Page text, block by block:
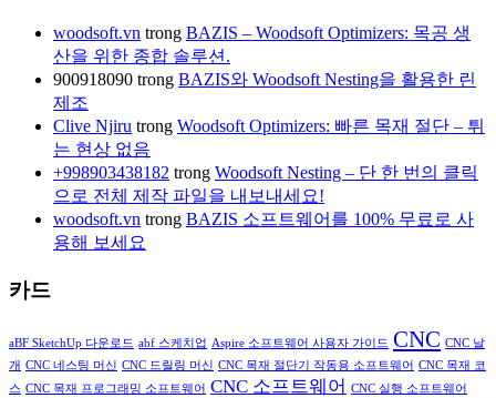
woodsoft.vn trong BAZIS – Woodsoft Optimizers: 목공 생
산을 위한 종합 솔루션.
900918090 trong BAZIS와 Woodsoft Nesting을 활용한 린
제조
Clive Njiru trong Woodsoft Optimizers: 빠른 목재 절단 – 튀
는 현상 없음
+998903438182 trong Woodsoft Nesting – 단 한 번의 클릭
으로 전체 제작 파일을 내보내세요!
woodsoft.vn trong BAZIS 소프트웨어를 100% 무료로 사
용해 보세요
카드
aBF SketchUp 다운로드 abf 스케치업 Aspire 소프트웨어 사용자 가이드 CNC CNC 날
개 CNC 네스팅 머신 CNC 드릴링 머신 CNC 목재 절단기 작동용 소프트웨어 CNC 목재 코
스 CNC 목재 프로그래밍 소프트웨어 CNC 소프트웨어
CNC 실행 소프트웨어